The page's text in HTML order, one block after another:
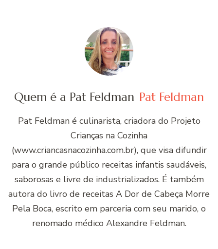
Quem é a Pat Feldman Pat Feldman
Pat Feldman é culinarista, criadora do Projeto
Crianças na Cozinha
(www.criancasnacozinha.com.br), que visa difundir
para o grande público receitas infantis saudáveis,
saborosas e livre de industrializados. É também
autora do livro de receitas A Dor de Cabeça Morre
Pela Boca, escrito em parceria com seu marido, o
renomado médico Alexandre Feldman.